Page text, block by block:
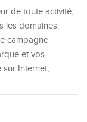
de toute activité,
les domaines.
campagne
et vos
sur Internet,…